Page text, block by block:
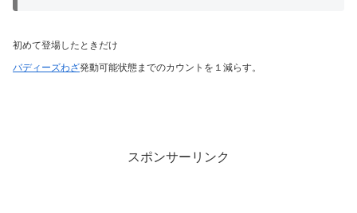
初めて登場したときだけ
バディーズわざ発動可能状態までのカウントを１減らす。
スポンサーリンク